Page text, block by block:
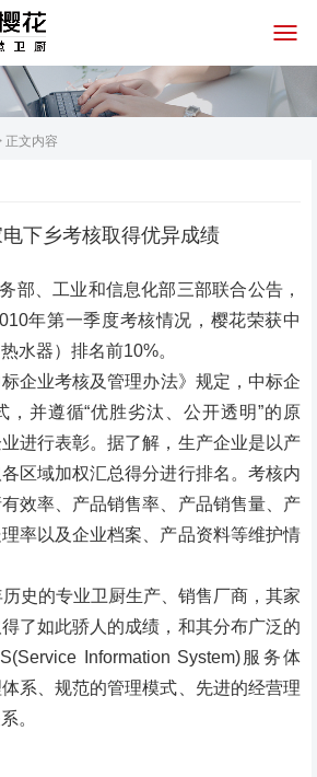
正文内容
下乡考核取得优异成绩
部、工业和信息化部三部联合公告，
年第一季度考核情况，樱花荣获中
水器）排名前10%。
企业考核及管理办法》规定，中标企
，并遵循“优胜劣汰、公开透明”的原
进行表彰。据了解，生产企业是以产
区域加权汇总得分进行排名。考核内
效率、产品销售率、产品销售量、产
率以及企业档案、产品资料等维护情
史的专业卫厨生产、销售厂商，其家
了如此骄人的成绩，和其分布广泛的
Information System)服务体
系、规范的管理模式、先进的经营理
。